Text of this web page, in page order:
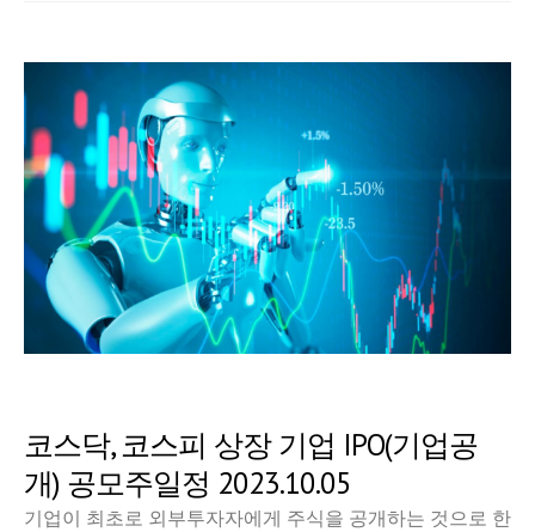
코스닥, 코스피 상장 기업 IPO(기업공
개) 공모주일정 2023.10.05
기업이 최초로 외부투자자에게 주식을 공개하는 것으로 한